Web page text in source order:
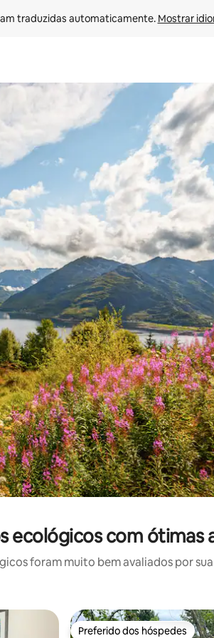
traduzidas automaticamente. Mostrar
cima e para baixo do teclado ou
ecológicos com ótimas
foram muito bem avaliados por
Preferido dos hóspedes